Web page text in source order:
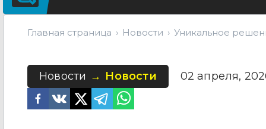
Главная страница Новости Уникальное
Новости Новости 02 апреля,